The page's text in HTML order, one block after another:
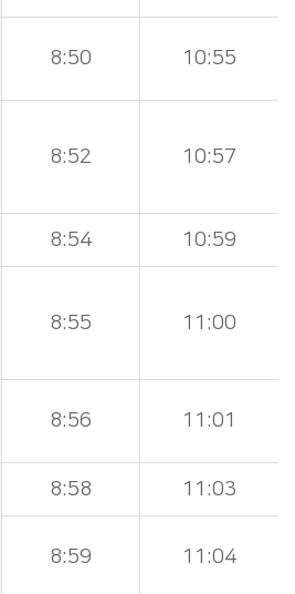
8:50 10:55
8:52 10:57
8:54 10:59
8:55 11:00
8:56 11:01
8:58 11:03
8:59 11:04